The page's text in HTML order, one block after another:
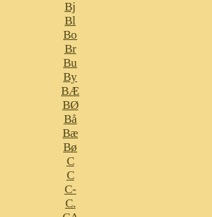
Bj
Bl
Bo
Br
Bu
By
BÆ
BØ
Bå
Bæ
Bø
C
C
C-
C.